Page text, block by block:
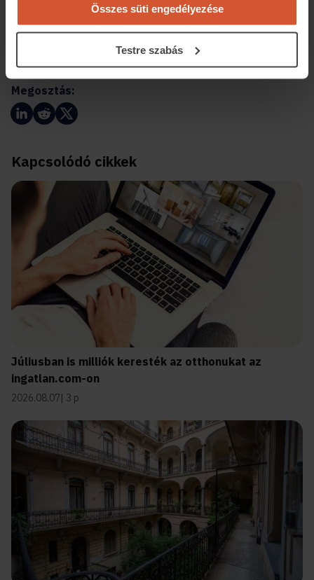
Összes süti engedélyezése
Testre szabás
Megosztás:
Kapcsolódó cikkek
Júliusban is milliók keresték az otthonukat az
ingatlan.com-on
2026.08.07 3 p